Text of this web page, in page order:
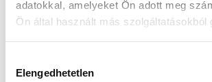
adatokkal, amelyeket Ön adott meg
Ön által használt más szolgáltatásokból
kiválasztása
Elengedhetetlen